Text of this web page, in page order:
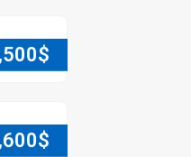
$
$